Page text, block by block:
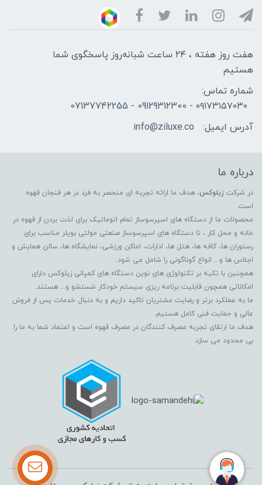
هفت روز هفته ، ۲۴ ساعت شبانه‌روز پاسخگوی شما
هستیم
شماره تماس:
۰۹۱۷۳۱۵۷۰۳۰ - 09129312300 - 07137742255
آدرس ایمیل:
info@ziluxe.co
درباره ما
در شرکت زیلوکس، هدف ما ارائه تجربه ای منحصر به فرد در هر فنجان قهوه
است.
محصولات ما از دستگاه های اسپرسوساز تمام اتوماتیک برای لذت بردن از قهوه در
خانه و محل کار ، تا دستگاه های اسپرسوساز صنعتی مولتی بویلر مناسب برای
رستوران ها، کافه ها، هتل ها، ادارات، اماکن ورزشی، نمایشگاه ها، سالن همایش و
اجلاس ها و... انواع گوناگونی را شامل می شود.
همچنین با تکیه بر تکنولوژی های نوین دستگاه های کمپانی زیلوکس دارای
امکاناتی همچون قابلیت برنامه ریزی سیستم خودکار شستشو و... هستند.
ما به عملکرد برتر و رضایت مشتریان تاکید داریم و به دنبال خدمات پس از فروش
عالی و حمایت فنی کامل هستیم.
هدف ما ارتقای تجربه مصرف کنندگان در مصرف قهوه است و اعتماد شما به ما را
بی محدود می سازد.